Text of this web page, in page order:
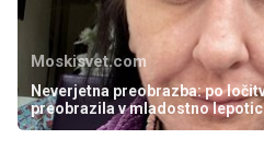
Moskisvet.com
Neverjetna preobrazba: po
preobrazila v mladostno